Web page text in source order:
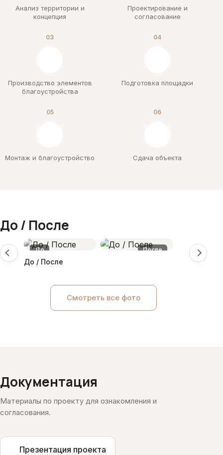
Анализ территории и
концепция
Проектирование и
согласование
03
Производство элементов
благоустройства
04
Подготовка площадки
05
Монтаж и благоустройство
06
Сдача объекта
До / После
До После
До / После
Смотреть все фото
Документация
Материалы по проекту для ознакомления и
согласования.
Презентация проекта